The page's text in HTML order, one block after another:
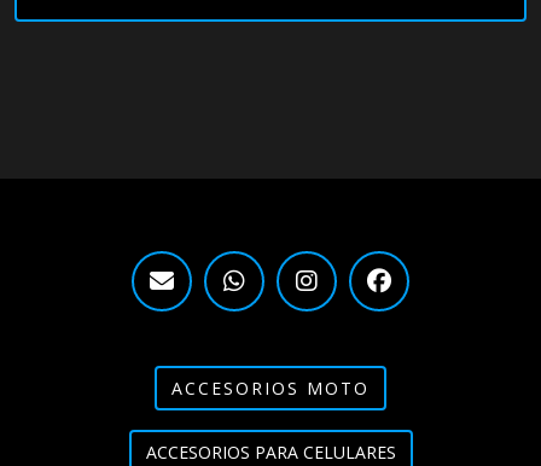
ACCESORIOS MOTO
ACCESORIOS PARA CELULARES